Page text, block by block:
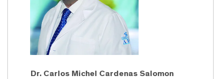
Dr. Carlos Michel Cardenas Salomon